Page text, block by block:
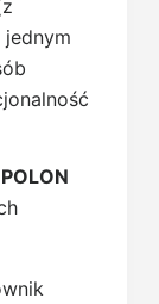
POLON